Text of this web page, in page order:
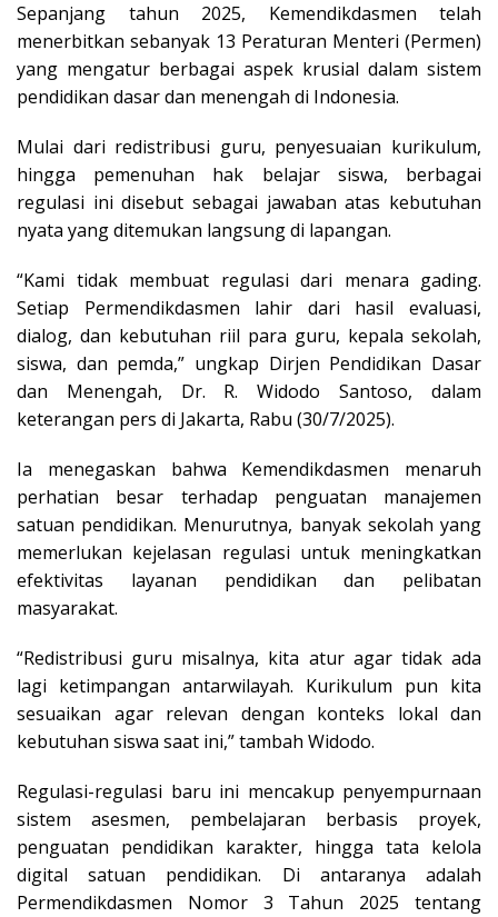
Sepanjang tahun 2025, Kemendikdasmen telah
menerbitkan sebanyak 13 Peraturan Menteri (Permen)
yang mengatur berbagai aspek krusial dalam sistem
pendidikan dasar dan menengah di Indonesia.
Mulai dari redistribusi guru, penyesuaian kurikulum,
hingga pemenuhan hak belajar siswa, berbagai
regulasi ini disebut sebagai jawaban atas kebutuhan
nyata yang ditemukan langsung di lapangan.
“Kami tidak membuat regulasi dari menara gading.
Setiap Permendikdasmen lahir dari hasil evaluasi,
dialog, dan kebutuhan riil para guru, kepala sekolah,
siswa, dan pemda,” ungkap Dirjen Pendidikan Dasar
dan Menengah, Dr. R. Widodo Santoso, dalam
keterangan pers di Jakarta, Rabu (30/7/2025).
Ia menegaskan bahwa Kemendikdasmen menaruh
perhatian besar terhadap penguatan manajemen
satuan pendidikan. Menurutnya, banyak sekolah yang
memerlukan kejelasan regulasi untuk meningkatkan
efektivitas layanan pendidikan dan pelibatan
masyarakat.
“Redistribusi guru misalnya, kita atur agar tidak ada
lagi ketimpangan antarwilayah. Kurikulum pun kita
sesuaikan agar relevan dengan konteks lokal dan
kebutuhan siswa saat ini,” tambah Widodo.
Regulasi-regulasi baru ini mencakup penyempurnaan
sistem asesmen, pembelajaran berbasis proyek,
penguatan pendidikan karakter, hingga tata kelola
digital satuan pendidikan. Di antaranya adalah
Permendikdasmen Nomor 3 Tahun 2025 tentang